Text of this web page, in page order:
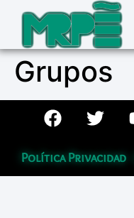
Grupos
Política Privacidad